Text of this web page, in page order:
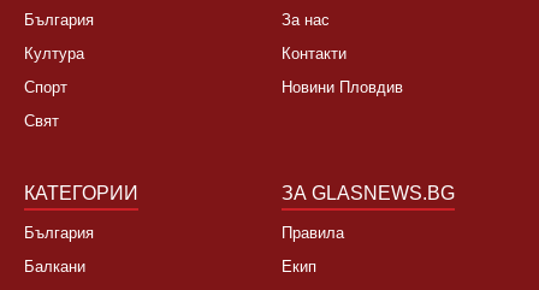
България
Култура
Спорт
Свят
За нас
Контакти
Новини Пловдив
КАТЕГОРИИ
България
Балкани
ЗА GLASNEWS.BG
Правила
Екип